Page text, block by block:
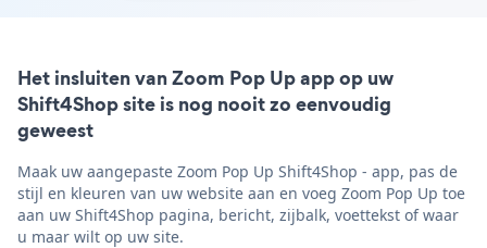
Het insluiten van Zoom Pop Up app op uw
Shift4Shop site is nog nooit zo eenvoudig
geweest
Maak uw aangepaste Zoom Pop Up Shift4Shop - app, pas de
stijl en kleuren van uw website aan en voeg Zoom Pop Up toe
aan uw Shift4Shop pagina, bericht, zijbalk, voettekst of waar
u maar wilt op uw site.